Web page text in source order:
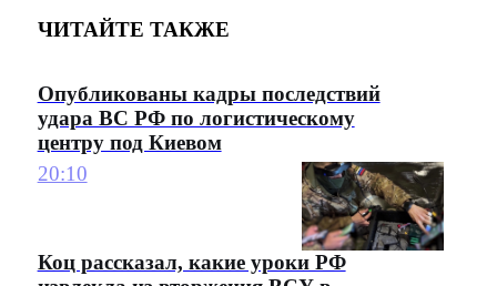
ЧИТАЙТЕ ТАКЖЕ
Опубликованы кадры последствий
удара ВС РФ по логистическому
центру под Киевом
20:10
Коц рассказал, какие уроки РФ